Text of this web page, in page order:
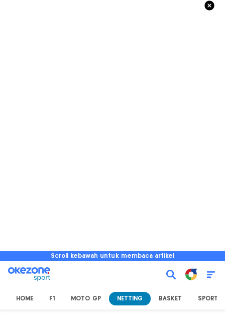
Scroll kebawah untuk membaca artikel
HOME F1 MOTO GP NETTING BASKET SPORT